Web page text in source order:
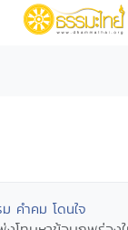
คำคม โดนใจ